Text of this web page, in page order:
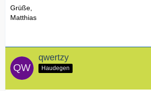
Grüße,
Matthias
qwertzy
Haudegen